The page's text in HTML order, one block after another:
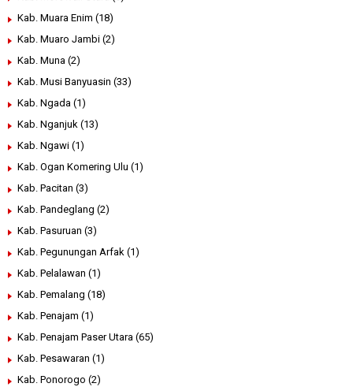
Kab. Muara Enim (18)
Kab. Muaro Jambi (2)
Kab. Muna (2)
Kab. Musi Banyuasin (33)
Kab. Ngada (1)
Kab. Nganjuk (13)
Kab. Ngawi (1)
Kab. Ogan Komering Ulu (1)
Kab. Pacitan (3)
Kab. Pandeglang (2)
Kab. Pasuruan (3)
Kab. Pegunungan Arfak (1)
Kab. Pelalawan (1)
Kab. Pemalang (18)
Kab. Penajam (1)
Kab. Penajam Paser Utara (65)
Kab. Pesawaran (1)
Kab. Ponorogo (2)